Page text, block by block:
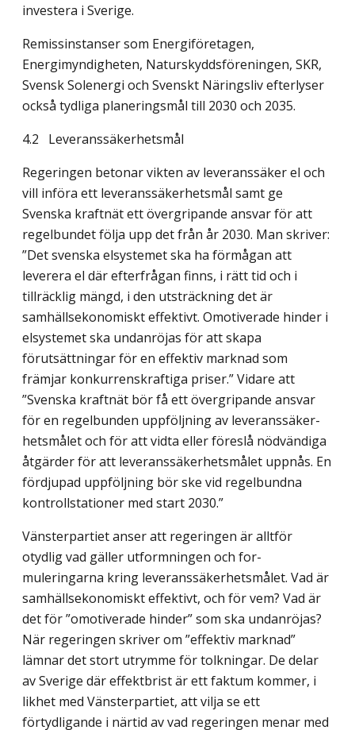
investera i Sverige.
Remissinstanser som Energiföretagen,
Energimyndigheten, Naturskyddsföreningen, SKR,
Svensk Solenergi och Svenskt Näringsliv efterlyser
också tydliga planeringsmål till 2030 och 2035.
4.2 Leveranssäkerhetsmål
Regeringen betonar vikten av leveranssäker el och
vill införa ett leveranssäkerhetsmål samt ge
Svenska kraftnät ett övergripande ansvar för att
regelbundet följa upp det från år 2030. Man skriver:
”Det svenska elsystemet ska ha förmågan att
leverera el där efter­frågan finns, i rätt tid och i
tillräcklig mängd, i den utsträckning det är
samhällsekonomiskt effektivt. Omotiverade hinder i
elsystemet ska undanröjas för att skapa
förutsättningar för en effektiv marknad som
främjar konkurrenskraftiga priser.” Vidare att
”Svenska kraftnät bör få ett övergripande ansvar
för en regelbunden uppföljning av leveranssäker­
hetsmålet och för att vidta eller föreslå nödvändiga
åtgärder för att leveranssäkerhets­målet uppnås. En
fördjupad uppföljning bör ske vid regelbundna
kontrollstationer med start 2030.”
Vänsterpartiet anser att regeringen är alltför
otydlig vad gäller utformningen och for­
muleringarna kring leveranssäkerhetsmålet. Vad är
samhällsekonomiskt effektivt, och för vem? Vad är
det för ”omotiverade hinder” som ska undanröjas?
När regeringen skriver om ”effektiv marknad”
lämnar det stort utrymme för tolkningar. De delar
av Sverige där effektbrist är ett faktum kommer, i
likhet med Vänsterpartiet, att vilja se ett
förtydligande i närtid av vad regeringen menar med